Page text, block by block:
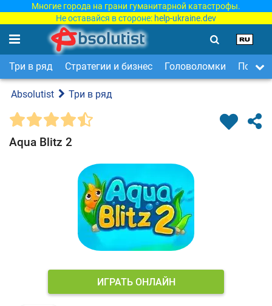
Многие города на грани гуманитарной катастрофы.
Не оставайся в стороне: help-ukraine.dev
Три в ряд Стратегии и бизнес Головоломки Поиск
Absolutist Три в ряд
Aqua Blitz 2
ИГРАТЬ ОНЛАЙН